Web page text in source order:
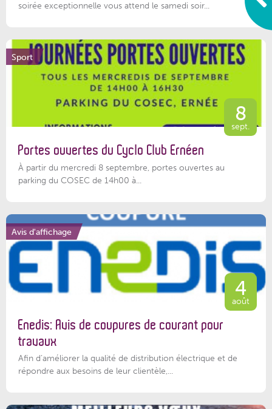
soirée exceptionnelle vous attend le samedi soir...
Sport
8
sept.
Portes ouvertes du Cyclo Club Ernéen
À partir du mercredi 8 septembre, portes ouvertes au
parking du COSEC de 14h00 à...
Avis d'affichage
4
août
Enedis: Avis de coupures de courant pour
travaux
Afin d’améliorer la qualité de distribution électrique et de
répondre aux besoins de leur clientèle,...